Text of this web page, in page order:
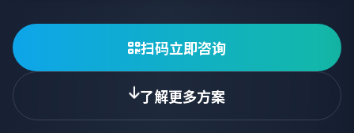
扫码立即咨询
了解更多方案